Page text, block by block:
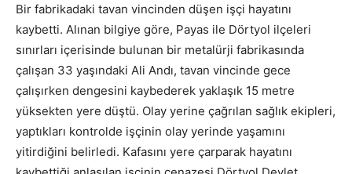
Bir fabrikadaki tavan vincinden düşen işçi hayatını
kaybetti. Alınan bilgiye göre, Payas ile Dörtyol ilçeleri
sınırları içerisinde bulunan bir metalürji fabrikasında
çalışan 33 yaşındaki Ali Andı, tavan vincinde gece
çalışırken dengesini kaybederek yaklaşık 15 metre
yüksekten yere düştü. Olay yerine çağrılan sağlık ekipleri,
yaptıkları kontrolde işçinin olay yerinde yaşamını
yitirdiğini belirledi. Kafasını yere çarparak hayatını